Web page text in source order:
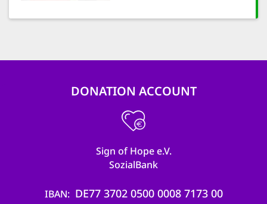
DONATION ACCOUNT
Sign of Hope e.V.
SozialBank
IBAN DE77 3702 0500 0008 7173 00